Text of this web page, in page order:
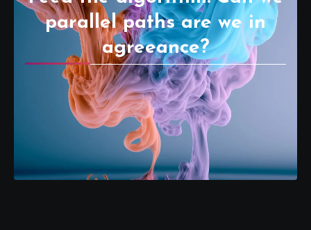
parallel paths are we in
agreeance?